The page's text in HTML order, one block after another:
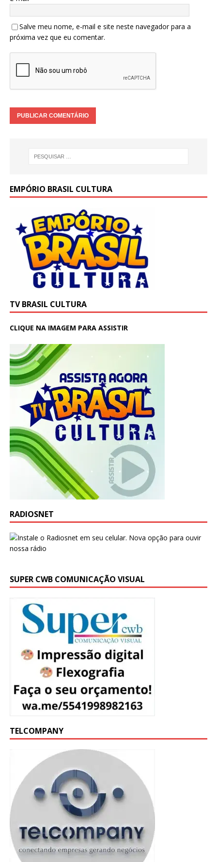
Salve meu nome, e-mail e site neste navegador para a
próxima vez que eu comentar.
EMPÓRIO BRASIL CULTURA
TV BRASIL CULTURA
CLIQUE NA IMAGEM PARA ASSISTIR
RADIOSNET
SUPER CWB COMUNICAÇÃO VISUAL
TELCOMPANY